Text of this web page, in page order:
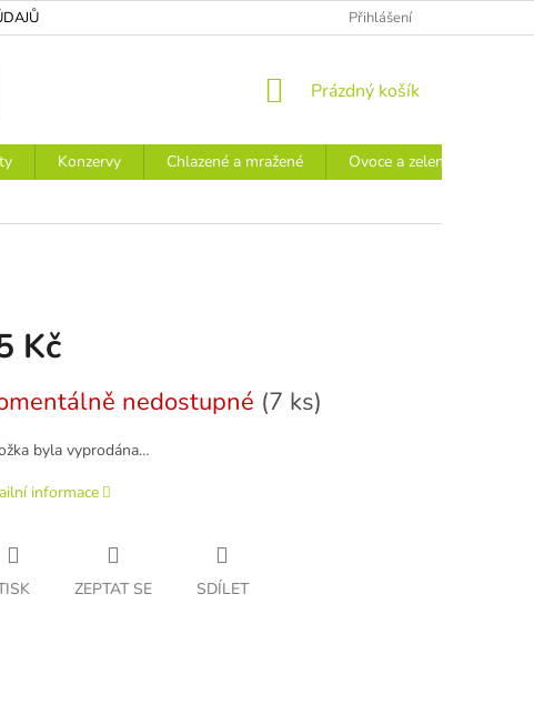
Přihlášení
NÁKUPNÍ
Prázdný košík
Konzervy Chlazené a mražené Ovoce a zelenina
Kč
nedostupné (7 ks)
byla vyprodána…
informace
ZEPTAT SE SDÍLET